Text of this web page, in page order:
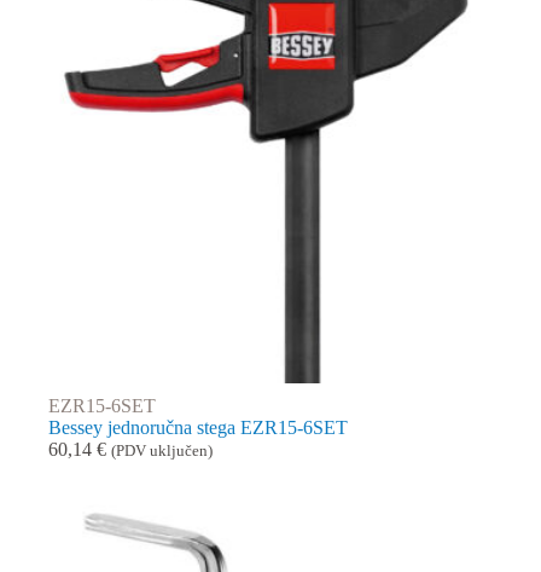
EZR15-6SET
Bessey jednoručna stega EZR15-6SET
60,14 € (PDV uključen)